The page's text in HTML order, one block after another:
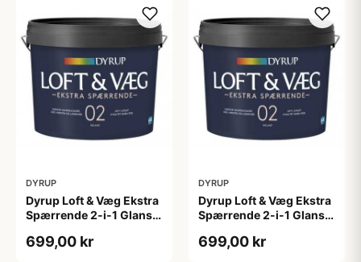
DYRUP
Dyrup Loft & Væg Ekstra
Spærrende 2-i-1 Glans 2
699,00 kr
DYRUP
Dyrup Loft & Væg Ekstra
Spærrende 2-i-1 Glans 2
699,00 kr